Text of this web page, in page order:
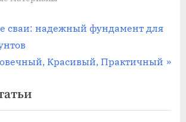
сваи: надежный фундамент для
Красивый, Практичный